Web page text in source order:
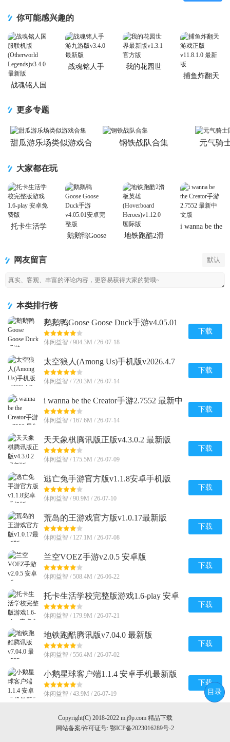
你可能感兴趣的
战魂铭人国
Legends)
战魂铭人手
我的花园世
捕鱼炸翻天
更多专题
甜瓜游乐场类似游戏合
钢铁战队合集 元气骑
大家都在玩
托卡生活学
鹅鹅鸭Goose
地铁跑酷2滑
i wanna be the
网友留言 默认
本类排行榜
鹅鹅鸭Goose Goose Duck手游v4.05.01
安卓完整版
休闲益智 / 904.3M / 26-07-18
下载
太空狼人(Among Us)手机版v2026.4.7
安卓全解锁版
休闲益智 / 720.3M / 26-07-14
下载
i wanna be the Creator手游2.7552 最新中
文版
休闲益智 / 167.6M / 26-07-14
下载
天天象棋腾讯版正版v4.3.0.2 最新版
休闲益智 / 175.5M / 26-07-09
下载
逃亡兔手游官方版v1.1.8安卓手机版
休闲益智 / 90.9M / 26-07-10
下载
荒岛的王游戏官方版v1.0.17最新版
休闲益智 / 127.1M / 26-07-08
下载
兰空VOEZ手游v2.0.5 安卓版
休闲益智 / 508.4M / 26-06-22
下载
托卡生活学校完整版游戏1.6-play 安卓
免费版
休闲益智 / 179.9M / 26-07-21
下载
地铁跑酷腾讯版v7.04.0 最新版
休闲益智 / 556.4M / 26-07-02
下载
小鹅星球客户端1.1.4 安卓手机最新版
休闲益智 / 43.9M / 26-07-19
下载
Copyright(C) 2018-2022 m.j9p.com 精品下载
网站备案/许可证号: 鄂ICP备2023016289号-2
目录